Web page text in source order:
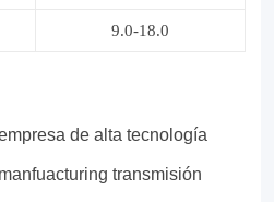
9.0-18.0
de alta tecnología
transmisión